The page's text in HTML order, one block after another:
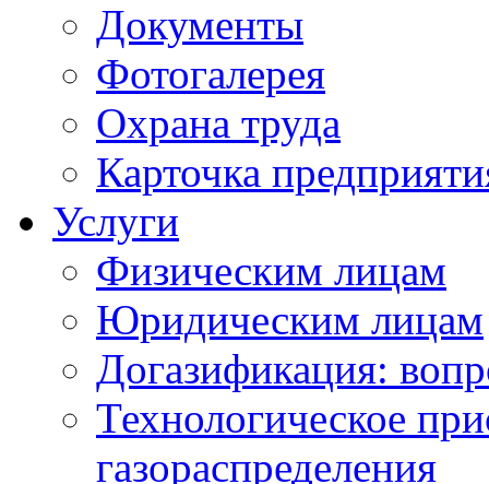
Документы
Фотогалерея
Охрана труда
Карточка
Услуги
Физическим лицам
Юридическим лицам
Догазификация:
Технологическое
газораспределения